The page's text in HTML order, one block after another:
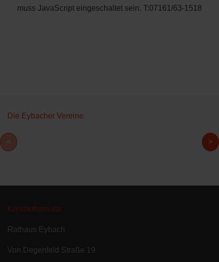
muss JavaScript eingeschaltet sein. T:07161/63-1518
Die Eybacher Vereine
< >
Kontaktformular
Rathaus Eybach
Von Degenfeld Straße 19